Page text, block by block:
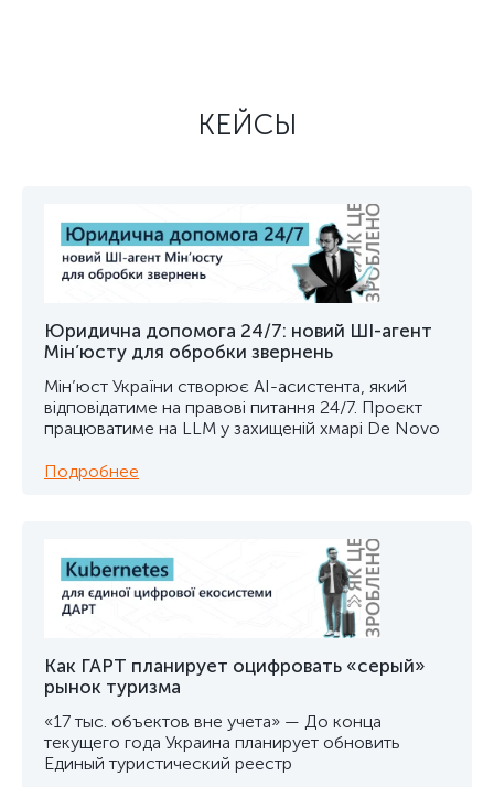
КЕЙСЫ
Юридична допомога 24/7: новий ШІ-агент
Мін’юсту для обробки звернень
Мін’юст України створює AI-асистента, який
відповідатиме на правові питання 24/7. Проєкт
працюватиме на LLM у захищеній хмарі De Novo
Подробнее
Как ГАРТ планирует оцифровать «серый»
рынок туризма
«17 тыс. объектов вне учета» — До конца
текущего года Украина планирует обновить
Единый туристический реестр